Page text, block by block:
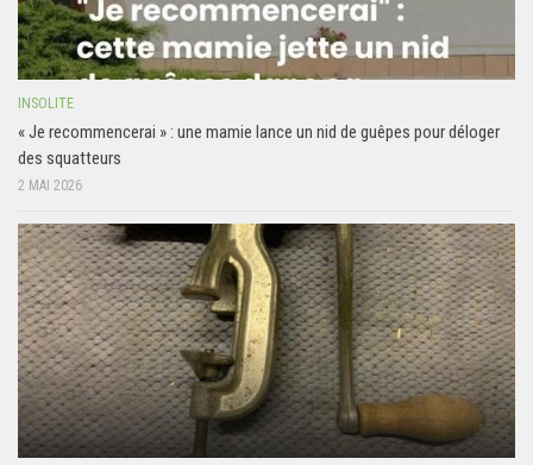
INSOLITE
« Je recommencerai » : une mamie lance un nid de guêpes pour déloger
des squatteurs
2 MAI 2026